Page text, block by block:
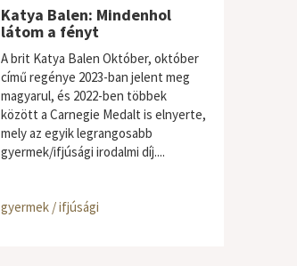
Katya Balen: Mindenhol
látom a fényt
A brit Katya Balen Október, október
című regénye 2023-ban jelent meg
magyarul, és 2022-ben többek
között a Carnegie Medalt is elnyerte,
mely az egyik legrangosabb
gyermek/ifjúsági irodalmi díj....
gyermek / ifjúsági